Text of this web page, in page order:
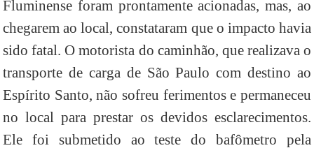
Fluminense foram prontamente acionadas, mas, ao
chegarem ao local, constataram que o impacto havia
sido fatal. O motorista do caminhão, que realizava o
transporte de carga de São Paulo com destino ao
Espírito Santo, não sofreu ferimentos e permaneceu
no local para prestar os devidos esclarecimentos.
Ele foi submetido ao teste do bafômetro pela